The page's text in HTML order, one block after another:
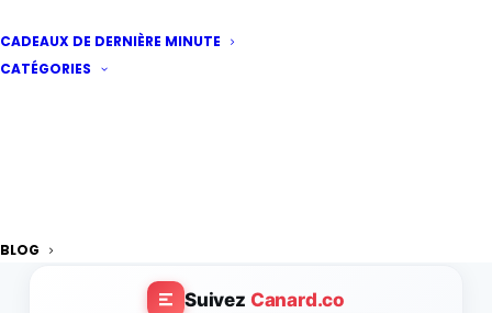
CADEAUX DE DERNIÈRE MINUTE
CATÉGORIES
BLOG
5 erreurs à éviter lors
du choix d’un cadeau
Suivez Canard.co